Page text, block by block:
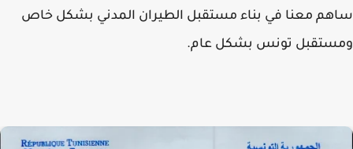
معنا في بناء مستقبل الطيران المدني بشكل خاص
تونس بشكل عام.